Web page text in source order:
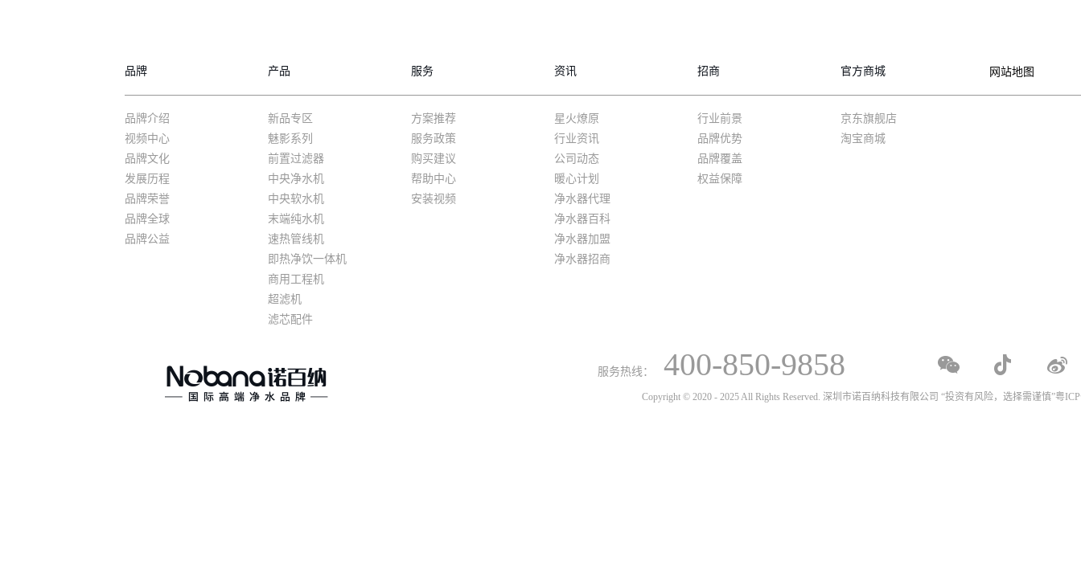
品牌 产品 服务 资讯 招商 官方商城 网站地图
品牌介绍
视频中心
品牌文化
发展历程
品牌荣誉
品牌全球
品牌公益
新品专区
魅影系列
前置过滤器
中央净水机
中央软水机
末端纯水机
速热管线机
即热净饮一体机
商用工程机
超滤机
滤芯配件
方案推荐
服务政策
购买建议
帮助中心
安装视频
星火燎原
行业资讯
公司动态
暖心计划
净水器代理
净水器百科
净水器加盟
净水器招商
行业前景
品牌优势
品牌覆盖
权益保障
京东旗舰店
淘宝商城
服务热线： 400-850-9858
粤
Copyright © 2020 - 2025 All Rights Reserved. 深圳市诺百纳科技有限公司 “投资有风险，选择需谨慎”